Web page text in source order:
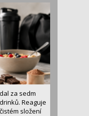
za sedm
Reaguje
složení